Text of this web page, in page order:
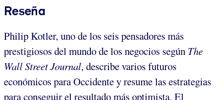
Reseña
Philip Kotler, uno de los seis pensadores más
prestigiosos del mundo de los negocios según The
Wall Street Journal, describe varios futuros
económicos para Occidente y resume las estrategias
para conseguir el resultado más optimista. El